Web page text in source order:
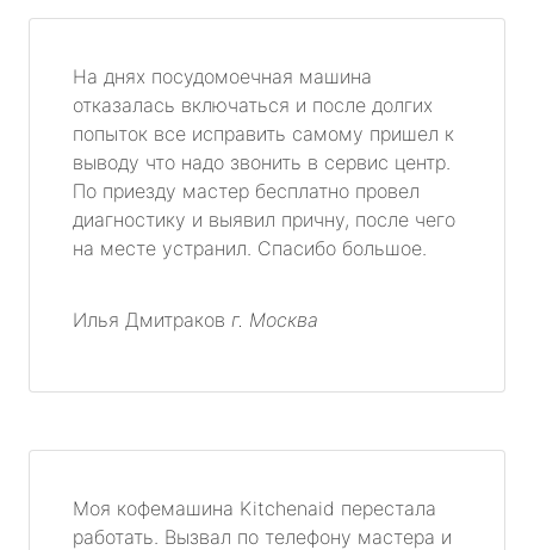
На днях посудомоечная машина
отказалась включаться и после долгих
попыток все исправить самому пришел к
выводу что надо звонить в сервис центр.
По приезду мастер бесплатно провел
диагностику и выявил причну, после чего
на месте устранил. Спасибо большое.
Илья Дмитраков г. Москва
Моя кофемашина Kitchenaid перестала
работать. Вызвал по телефону мастера и